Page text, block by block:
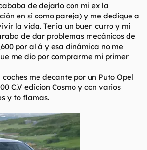
de dejarlo con mi ex la
en si como pareja) y me dedique a
la vida. Tenia un buen curro y mi
de dar problemas mecánicos de
por allá y esa dinámica no me
me dio por comprarme mi primer
coches me decante por un Puto Opel
C.V edicion Cosmo y con varios
y to flamas.